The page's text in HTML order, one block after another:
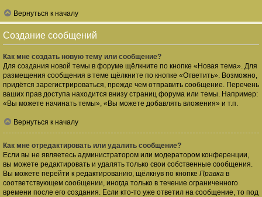
Вернуться к началу
Создание сообщений
Как мне создать новую тему или сообщение?
Для создания новой темы в форуме щёлкните по кнопке «Новая тема». Для
размещения сообщения в теме щёлкните по кнопке «Ответить». Возможно,
придётся зарегистрироваться, прежде чем отправить сообщение. Перечень
ваших прав доступа находится внизу страниц форума или темы. Например:
«Вы можете начинать темы», «Вы можете добавлять вложения» и т.п.
Вернуться к началу
Как мне отредактировать или удалить сообщение?
Если вы не являетесь администратором или модератором конференции,
вы можете редактировать и удалять только свои собственные сообщения.
Вы можете перейти к редактированию, щёлкнув по кнопке Правка в
соответствующем сообщении, иногда только в течение ограниченного
времени после его создания. Если кто-то уже ответил на сообщение, то под